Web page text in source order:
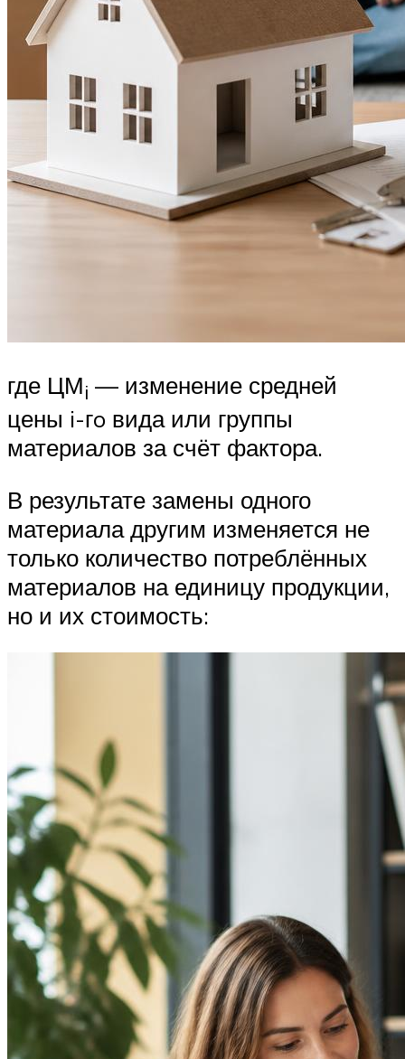
где ЦМi — изменение средней
цены i-гo вида или группы
материалов за счёт фактора.
В результате замены одного
материала другим изменяется не
только количество потреблённых
материалов на единицу продукции,
но и их стоимость: